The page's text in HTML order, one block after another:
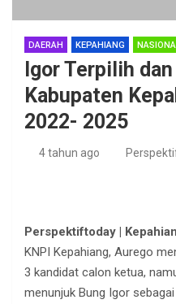
DAERAH KEPAHIANG
Igor Terpilih
Kabupaten
2022- 2025
4 tahun ago
Perspektiftoday |
KNPI Kepahiang, Aurego
3 kandidat calon ketua,
menunjuk Bung Igor